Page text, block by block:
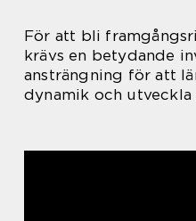
För att bli
krävs en betydande
ansträngning för att
dynamik och